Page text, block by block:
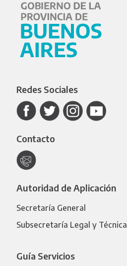
Redes Sociales
Contacto
Autoridad de Aplicación
Secretaría General
Subsecretaría Legal y Técnica
Guía Servicios